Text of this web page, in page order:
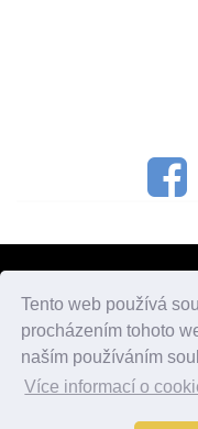
Tento web používá
procházením tohoto
naším používáním
Více informací o